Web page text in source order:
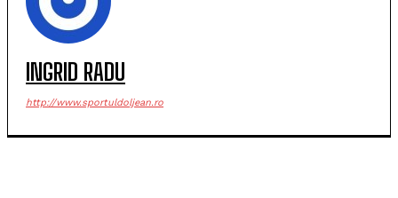
INGRID RADU
http://www.sportuldoljean.ro